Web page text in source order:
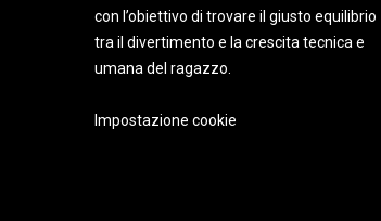
con l’obiettivo di trovare il giusto equilibrio
tra il divertimento e la crescita tecnica e
umana del ragazzo.
Impostazione cookie